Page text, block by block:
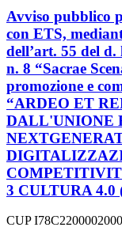
Avviso pubblico
con ETS,
dell’art. 55 del
n. 8 “Sacrae
promozione e
“ARDEO ET
DALL'UNIONE
3 CULTURA 4.0
CUP